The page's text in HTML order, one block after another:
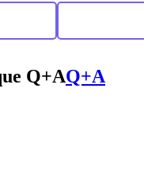
Q+AQ+A